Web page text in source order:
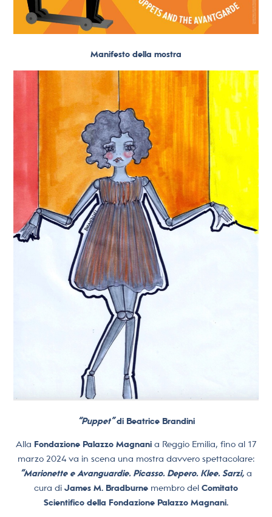
Manifesto della mostra
“Puppet”di Beatrice Brandini
Alla Fondazione Palazzo Magnani a Reggio Emilia, fino al 17
marzo 2024 va in scena una mostra davvero spettacolare:
“Marionette e Avanguardie. Picasso. Depero. Klee. Sarzi, a
cura di James M. Bradburne membro del Comitato
Scientifico della Fondazione Palazzo Magnani.